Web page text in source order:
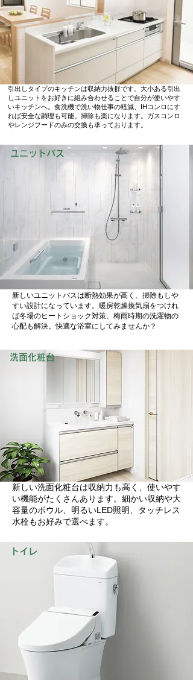
ユニットバス
洗面化粧台
トイレ
新しいユニットバスは断熱効果が高く、掃除もしや
すい設計になっています。暖房乾燥換気扇をつけれ
ば冬場のヒートショック対策、梅雨時期の洗濯物の
心配も解決。快適な浴室にしてみませんか？
新しい洗面化粧台は収納力も高く、使いやす
い機能がたくさんあります。細かい収納や大
容量のボウル、明るいLED照明、タッチレス
水栓もお好みで選べます。
引出しタイプのキッチンは収納力抜群です。大小ある引出
しユニットをお好きに組み合わせることで自分が使いやす
いキッチンへ。 食洗機で洗い物仕事の軽減、IHコンロにす
れば安全な調理も可能。掃除も楽になります。 ガスコンロ
やレンジフードのみの交換も承っております。